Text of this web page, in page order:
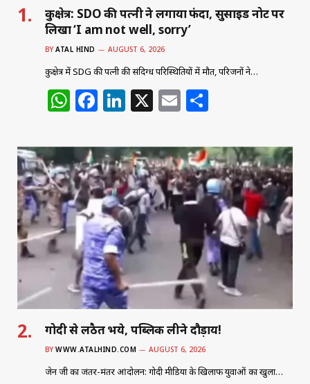
कुरुक्षेत्र: SDO की पत्नी ने लगाया फंदा, सुसाइड नोट पर
लिखा ‘I am not well, sorry’
BY ATAL HIND AUGUST 6, 2026
कुरुक्षेत्र में SDG की पत्नी की संदिग्ध परिस्थितियों में मौत, परिजनों ने…
W
at
s
A
p
p
F
c
e
b
o
o
k
Li
k
e
dI
n
X E
ai
l
ar
e
गोदी से लठैत भये, पब्लिक लीने दौड़ाय!
BY WWW.ATALHIND.COM AUGUST 6, 2026
जेन जी का जंतर-मंतर आंदोलन: गोदी मीडिया के खिलाफ युवाओं का खुला…